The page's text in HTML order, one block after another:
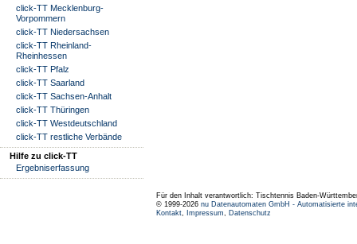
click-TT Mecklenburg-
Vorpommern
click-TT Niedersachsen
click-TT Rheinland-
Rheinhessen
click-TT Pfalz
click-TT Saarland
click-TT Sachsen-Anhalt
click-TT Thüringen
click-TT Westdeutschland
click-TT restliche Verbände
Hilfe zu click-TT
Ergebniserfassung
Für den Inhalt verantwortlich: Tischtennis Baden-
© 1999-2026 nu Datenautomaten GmbH - Automatisierte
Kontakt, Impressum, Datenschutz